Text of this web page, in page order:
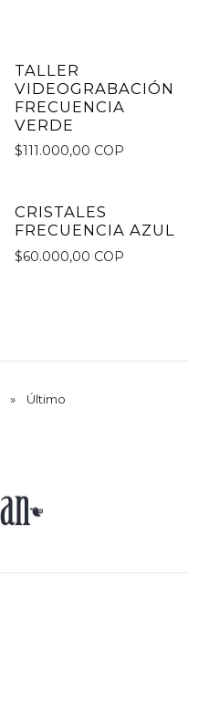
TALLER
VIDEOGRABACIÓN
FRECUENCIA
VERDE
$111.000,00 COP
No disponible
CRISTALES
FRECUENCIA AZUL
$60.000,00 COP
» Último